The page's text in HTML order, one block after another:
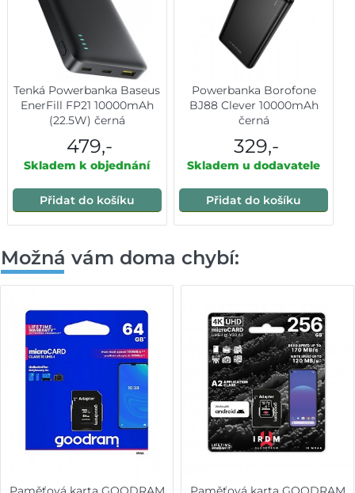
Tenká Powerbanka Baseus
EnerFill FP21 10000mAh
(22.5W) černá
479,-
Skladem k objednání
Přidat do košíku
Powerbanka Borofone
BJ88 Clever 10000mAh
černá
329,-
Skladem u dodavatele
Přidat do košíku
Možná vám doma chybí: